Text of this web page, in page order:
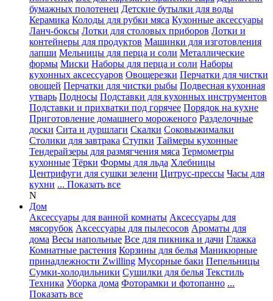
бумажных полотенец Детские бутылки для воды
Керамика Колоды для рубки мяса Кухонные аксессуары
Ланч-боксы Лотки для столовых приборов Лотки и
контейнеры для продуктов Машинки для изготовления
лапши Мельницы для перца и соли Металлические
формы Миски Наборы для перца и соли Наборы
кухонных аксессуаров Овощерезки Перчатки для чистки
овощей Перчатки для чистки рыбы Подвесная кухонная
утварь Подносы Подставки для кухонных инструментов
Подставки и прихватки под горячее Порядок на кухне
Приготовление домашнего мороженого Разделочные
доски Сита и дуршлаги Скалки Соковыжималки
Столики для завтрака Ступки Таймеры кухонные
Тендерайзеры для размягчения мяса Термометры
кухонные Тёрки Формы для льда Хлебницы
Центрифуги для сушки зелени Цитрус-прессы Часы для
кухни ... Показать все
N
Дом
Аксессуары для ванной комнаты Аксессуары для
мясорубок Аксессуары для пылесосов Ароматы для
дома Весы напольные Все для пикника и дачи Глажка
Комнатные растения Корзины для белья Маникюрные
принадлежности Zwilling Мусорные баки Пепельницы
Сумки-холодильники Сушилки для белья Текстиль
Техника Уборка дома Фоторамки и фотопанно ...
Показать все